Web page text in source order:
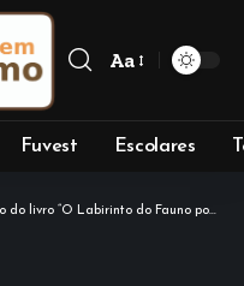
Font
Aa
Fuvest Escolares
livro “O Labirinto do Fauno por Cornelia Funke”